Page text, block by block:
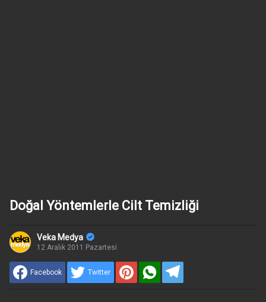
Doğal Yöntemlerle Cilt Temizliği
Veka Medya
12 Aralık 2011 Pazartesi
Facebook Twitter